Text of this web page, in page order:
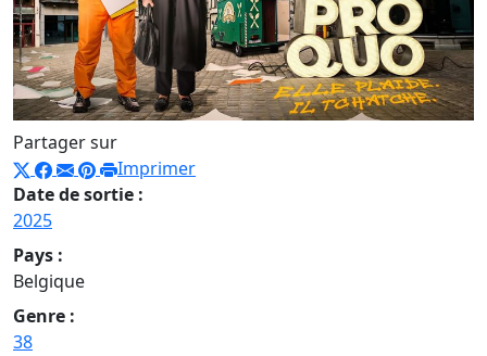
Partager sur
Imprimer
Date de sortie :
2025
Pays :
Belgique
Genre :
38